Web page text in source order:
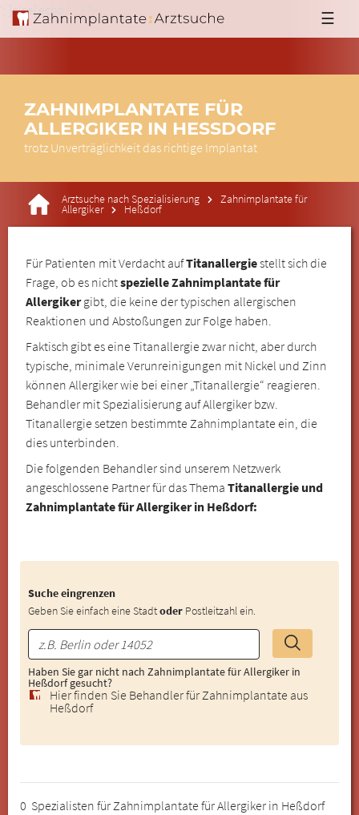
'; }else{ echo ' '; } ?> ☰
ZAHNIMPLANTATE FÜR
ALLERGIKER IN HESSDORF
trotz Unverträglichkeit das richtige Implantat
Arztsuche nach Spezialisierung Zahnimplantate für
Allergiker Heßdorf
Für Patienten mit Verdacht aufTitanallergiestellt sich die
Frage, ob es nichtspezielle Zahnimplantate für
Allergikergibt, die keine der typischen allergischen
Reaktionen und Abstoßungen zur Folge haben.
Faktisch gibt es eine Titanallergie zwar nicht, aber durch
typische, minimale Verunreinigungen mit Nickel und Zinn
können Allergiker wie bei einer „Titanallergie“ reagieren.
Behandler mit Spezialisierung auf Allergiker bzw.
Titanallergie setzen bestimmte Zahnimplantate ein, die
dies unterbinden.
Die folgenden Behandler sind unserem Netzwerk
angeschlossene Partner für das ThemaTitanallergie und
Zahnimplantate für Allergiker in Heßdorf:
Suche eingrenzen
Geben Sie einfach eine Stadtoder Postleitzahl ein.
Haben Sie gar nicht nach Zahnimplantate für Allergiker in
Heßdorf gesucht?
Hier finden Sie Behandler für Zahnimplantate aus
Heßdorf
0 Spezialisten für Zahnimplantate für Allergiker in Heßdorf